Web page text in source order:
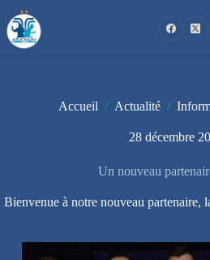
au
contenu
Accueil / Actualité /
28 décembre
Un nouveau
Bienvenue à notre nouveau partenaire,